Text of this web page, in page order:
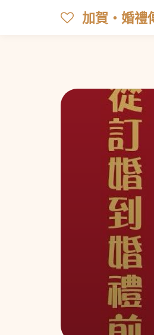
加賀‧婚禮